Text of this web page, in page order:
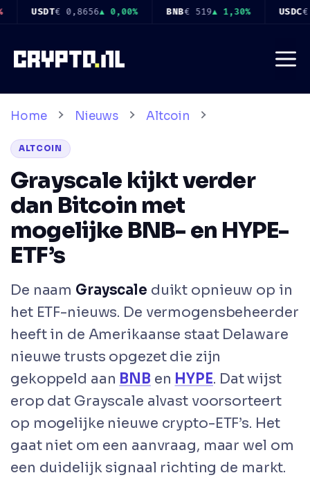
Ga
inhoud
▲ 1,30% USDC€ 0,8661 ▲ 0,00% XRP€ 0,8837 ▼ 2,30%
Home Nieuws Altcoin
ALTCOIN
Grayscale kijkt verder
dan Bitcoin met
mogelijke BNB- en HYPE-
ETF’s
De naam Grayscale duikt opnieuw op in
het ETF-nieuws. De vermogensbeheerder
heeft in de Amerikaanse staat Delaware
nieuwe trusts opgezet die zijn
gekoppeld aan BNB en HYPE. Dat wijst
erop dat Grayscale alvast voorsorteert
op mogelijke nieuwe crypto-ETF’s. Het
gaat niet om een aanvraag, maar wel om
een duidelijk signaal richting de markt.